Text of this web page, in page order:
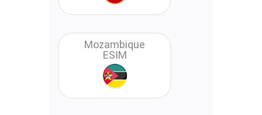
Mozambique
ESIM